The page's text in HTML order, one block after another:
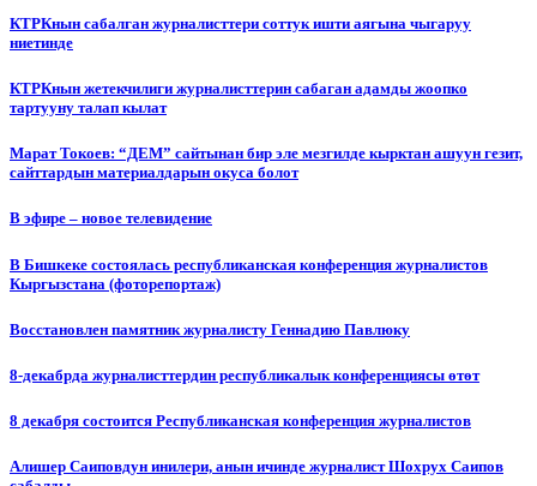
КТРКнын сабалган журналисттери соттук ишти аягына чыгаруу
ниетинде
КТРКнын жетекчилиги журналисттерин сабаган адамды жоопко
тартууну талап кылат
Марат Токоев: “ДЕМ” сайтынан бир эле мезгилде кырктан ашуун гезит,
сайттардын материалдарын окуса болот
В эфире – новое телевидение
В Бишкеке состоялась республиканская конференция журналистов
Кыргызстана (фоторепортаж)
Восстановлен памятник журналисту Геннадию Павлюку
8-декабрда журналисттердин республикалык конференциясы өтөт
8 декабря состоится Республиканская конференция журналистов
Алишер Саиповдун инилери, анын ичинде журналист Шохрух Саипов